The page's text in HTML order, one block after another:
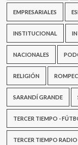
EMPRESARIALES
INSTITUCIONAL
NACIONALES
RELIGIÓN
SARANDÍ GRANDE
TERCER TIEMPO -
TERCER TIEMPO RADIO